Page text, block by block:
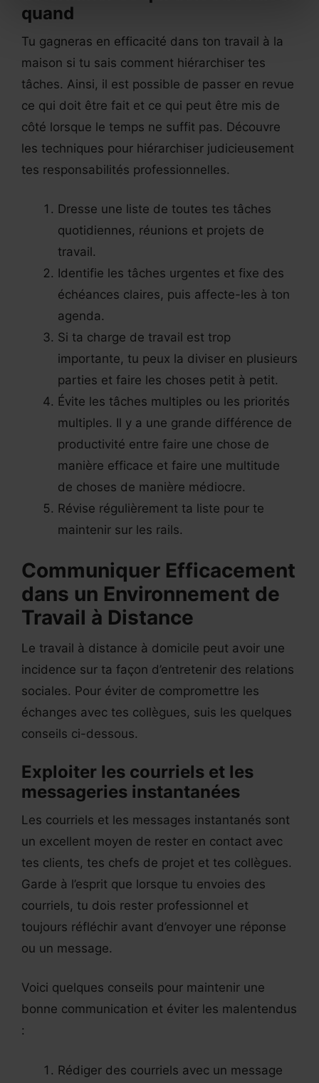
quand
Tu gagneras en efficacité dans ton travail à la
maison si tu sais comment hiérarchiser tes
tâches. Ainsi, il est possible de passer en revue
ce qui doit être fait et ce qui peut être mis de
côté lorsque le temps ne suffit pas. Découvre
les techniques pour hiérarchiser judicieusement
tes responsabilités professionnelles.
Dresse une liste de toutes tes tâches
quotidiennes, réunions et projets de
travail.
Identifie les tâches urgentes et fixe des
échéances claires, puis affecte-les à ton
agenda.
Si ta charge de travail est trop
importante, tu peux la diviser en plusieurs
parties et faire les choses petit à petit.
Évite les tâches multiples ou les priorités
multiples. Il y a une grande différence de
productivité entre faire une chose de
manière efficace et faire une multitude
de choses de manière médiocre.
Révise régulièrement ta liste pour te
maintenir sur les rails.
Communiquer Efficacement
dans un Environnement de
Travail à Distance
Le travail à distance à domicile peut avoir une
incidence sur ta façon d’entretenir des relations
sociales. Pour éviter de compromettre les
échanges avec tes collègues, suis les quelques
conseils ci-dessous.
Exploiter les courriels et les
messageries instantanées
Les courriels et les messages instantanés sont
un excellent moyen de rester en contact avec
tes clients, tes chefs de projet et tes collègues.
Garde à l’esprit que lorsque tu envoies des
courriels, tu dois rester professionnel et
toujours réfléchir avant d’envoyer une réponse
ou un message.
Voici quelques conseils pour maintenir une
bonne communication et éviter les malentendus
:
Rédiger des courriels avec un message